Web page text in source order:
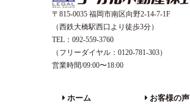
〒815-0035 福岡市南区向野2-14-7-1F
（西鉄大橋駅西口より徒歩3分）
TEL：092-559-3760
（フリーダイヤル：0120-781-303）
営業時間/09:00〜18:00
ホーム
お客様の声